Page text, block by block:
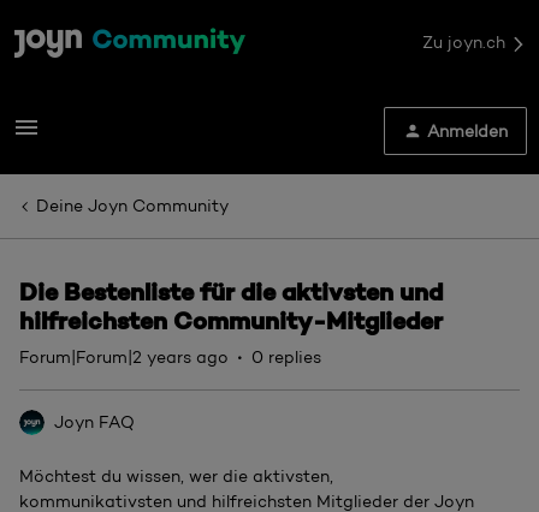
Zu joyn.ch
Anmelden
Deine Joyn Community
Die Bestenliste für die aktivsten und
hilfreichsten Community-Mitglieder
Forum|Forum|2 years ago 0 replies
Joyn FAQ
Möchtest du wissen, wer die aktivsten,
kommunikativsten und hilfreichsten Mitglieder der Joyn